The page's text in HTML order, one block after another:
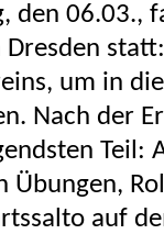
den 06.03.,
Dresden
um in
Nach der
Teil:
Übungen,
auf